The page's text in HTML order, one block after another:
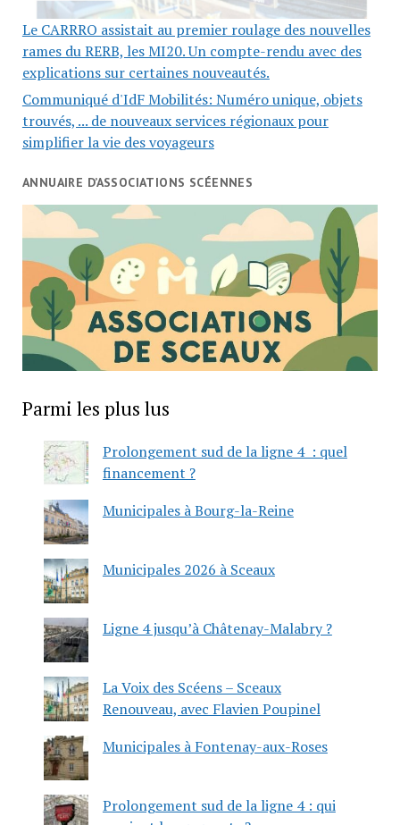
Le CARRRO assistait au premier roulage des nouvelles
rames du RERB, les MI20. Un compte-rendu avec des
explications sur certaines nouveautés.
Communiqué d'IdF Mobilités: Numéro unique, objets
trouvés, ... de nouveaux services régionaux pour
simplifier la vie des voyageurs
ANNUAIRE D’ASSOCIATIONS SCÉENNES
Parmi les plus lus
Prolongement sud de la ligne 4 : quel
financement ?
Municipales à Bourg-la-Reine
Municipales 2026 à Sceaux
Ligne 4 jusqu’à Châtenay-Malabry ?
La Voix des Scéens – Sceaux
Renouveau, avec Flavien Poupinel
Municipales à Fontenay-aux-Roses
Prolongement sud de la ligne 4 : qui